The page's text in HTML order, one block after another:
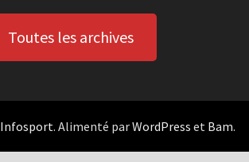
Toutes les archives
Infosport. Alimenté parWordPress et Bam.